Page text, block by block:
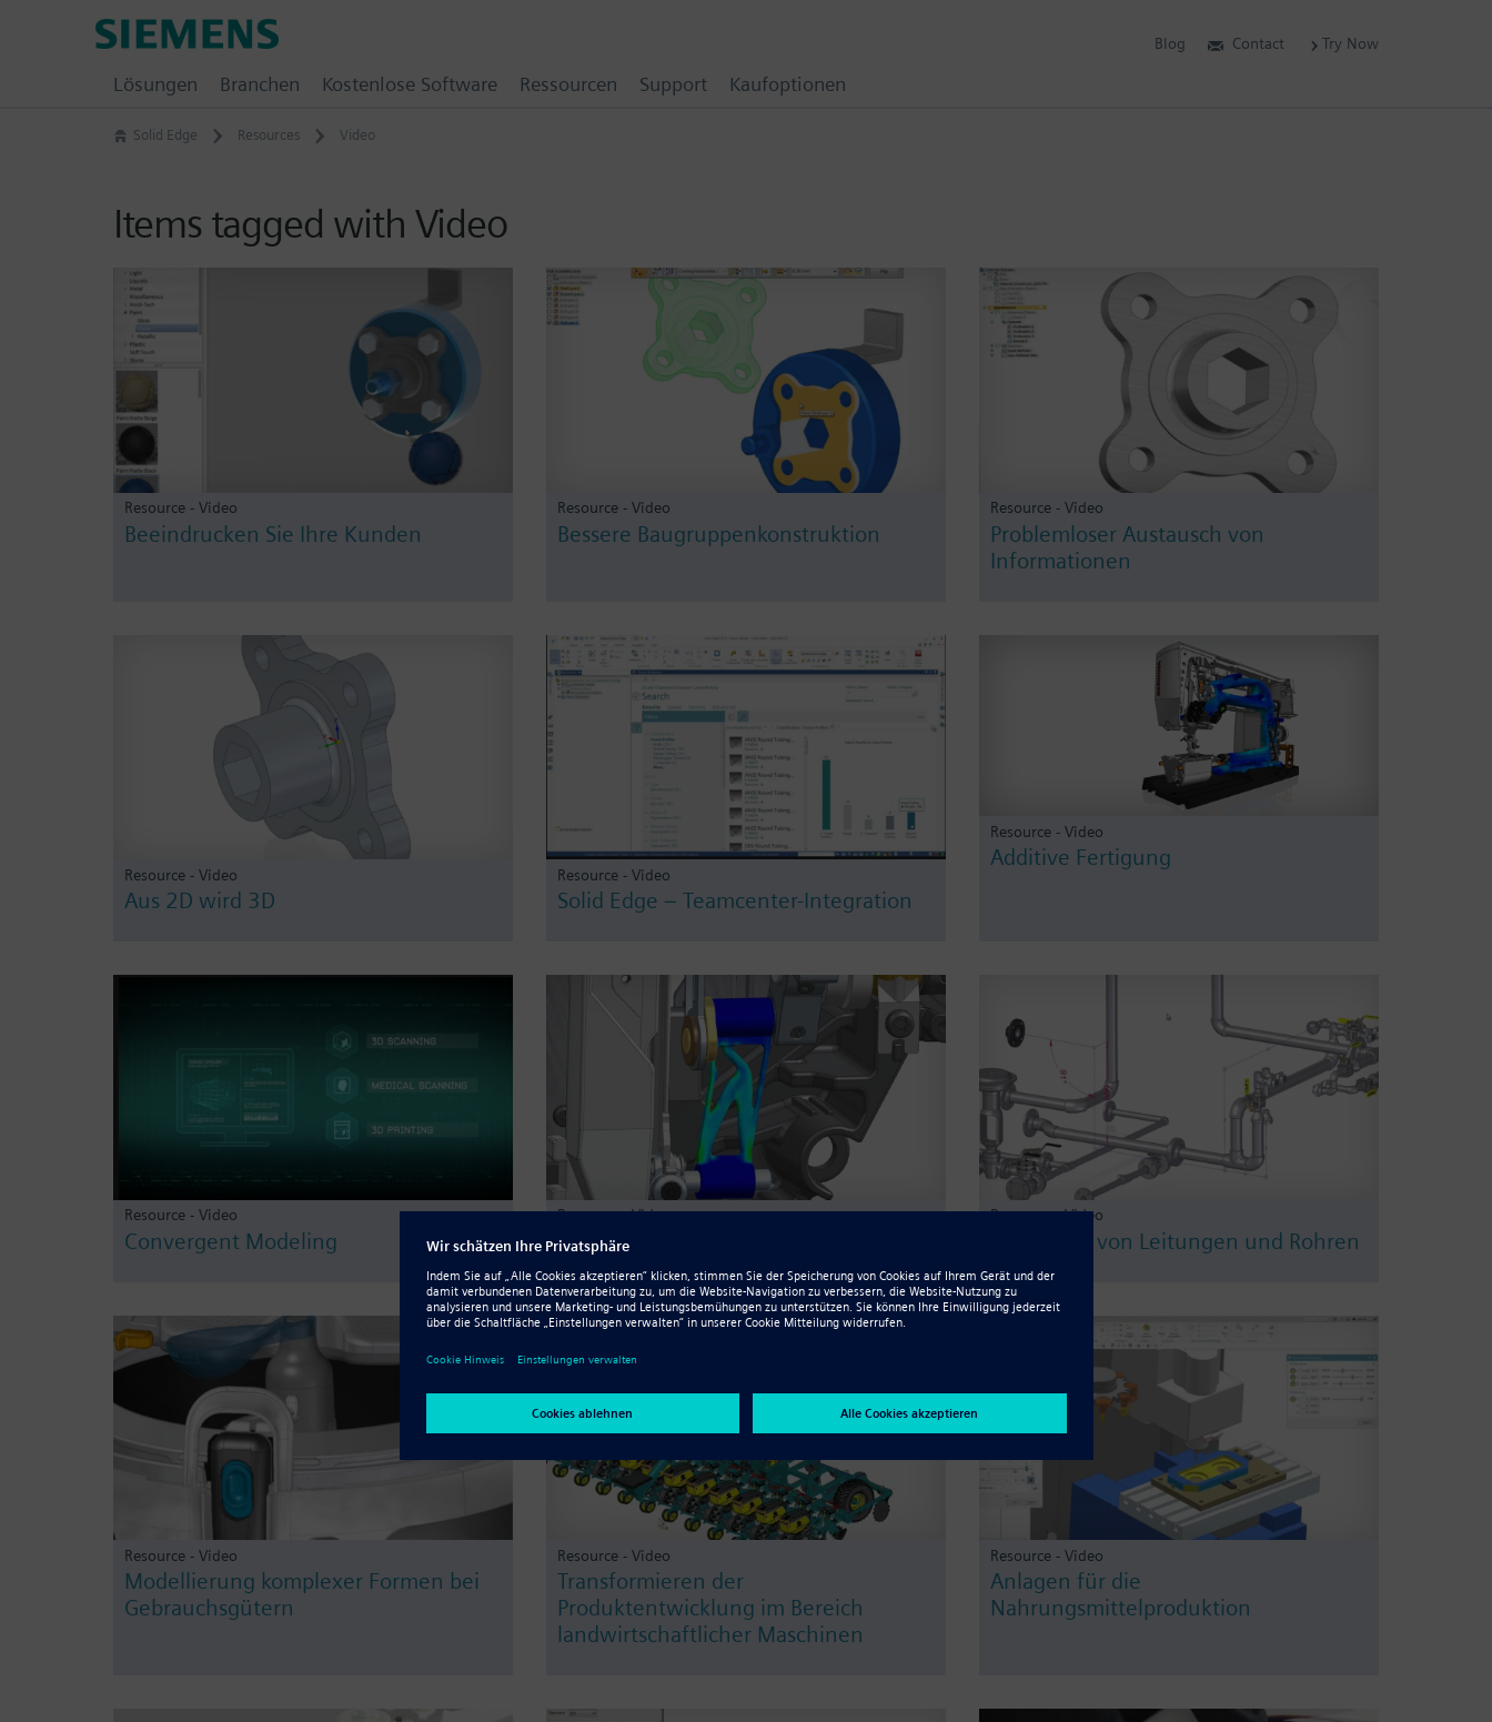
Solid Edge Resources Video
Items tagged with Video
Resource - Video
Beeindrucken Sie Ihre Kunden
Resource - Video
Bessere Baugruppenkonstruktion
Resource - Video
Problemloser Austausch von
Informationen
Resource - Video
Aus 2D wird 3D
Resource - Video
Solid Edge – Teamcenter-Integration
Resource - Video
Additive Fertigung
Resource - Video
Convergent Modeling
Resource - Video
Siemens ST10-Portfolio
Resource - Video
Verlegung von Leitungen und Rohren
Resource - Video
Modellierung komplexer Formen bei
Gebrauchsgütern
Resource - Video
Transformieren der
Produktentwicklung im Bereich
landwirtschaftlicher Maschinen
Resource - Video
Anlagen für die
Nahrungsmittelproduktion
Blog Contact Try Now
Lösungen Branchen Kostenlose Software Ressourcen Support Kaufoptionen